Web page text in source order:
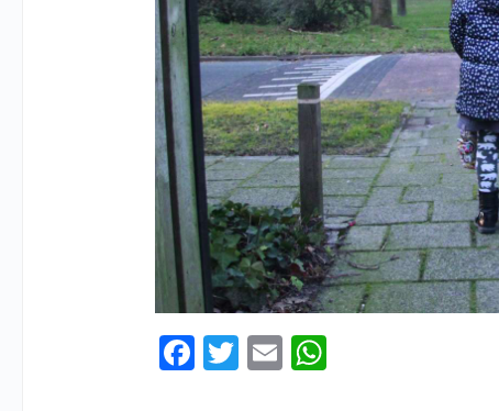
Facebook
Twitter
Email